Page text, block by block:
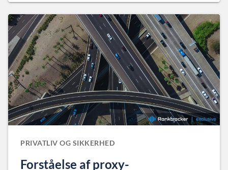
PRIVATLIV OG SIKKERHED
Forståelse af proxy-